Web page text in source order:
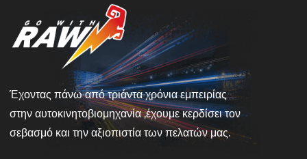
Έχοντας πάνω από τριάντα χρόνια εμπειρίας
στην αυτοκινητοβιομηχανία ,έχουμε κερδίσει τον
σεβασμό και την αξιοπιστία των πελατών μας.